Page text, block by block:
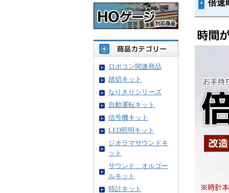
倍速
ロボコン関連商品
踏切キット
なりきりシリーズ
自動運転キット
信号機キット
LED照明キット
ジオラマサウンドキ
ット
サウンド、オルゴー
ルキット
時計キット